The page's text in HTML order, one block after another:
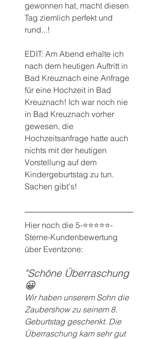
gewonnen hat, macht diesen
Tag ziemlich perfekt und
rund...!
EDIT: Am Abend erhalte ich
nach dem heutigen Auftritt in
Bad Kreuznach eine Anfrage
für eine Hochzeit in Bad
Kreuznach! Ich war noch nie
in Bad Kreuznach vorher
gewesen, die
Hochzeitsanfrage hatte auch
nichts mit der heutigen
Vorstellung auf dem
Kindergeburtstag zu tun.
Sachen gibt's!
Hier noch die 5-⭐️⭐️⭐️⭐️⭐️-
Sterne-Kundenbewertung
über Eventzone:
"Schöne Überraschung
😀
Wir haben unserem Sohn die
Zaubershow zu seinem 8.
Geburtstag geschenkt. Die
Überraschung kam sehr gut